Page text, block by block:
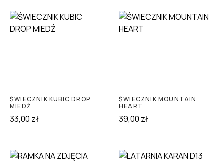
ŚWIECZNIK KUBIC DROP
MIEDŹ
33,00 zł
ŚWIECZNIK MOUNTAIN
HEART
39,00 zł